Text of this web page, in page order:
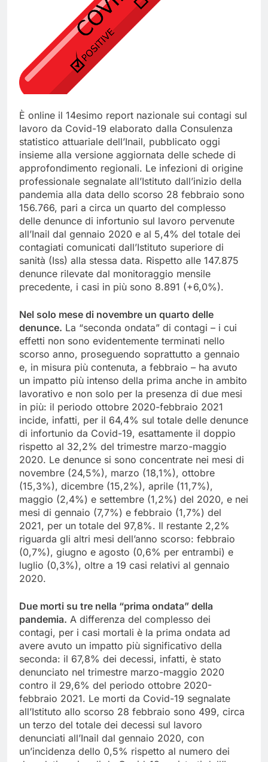
È online il 14esimo report nazionale sui contagi sul
lavoro da Covid-19 elaborato dalla Consulenza
statistico attuariale dell’Inail, pubblicato oggi
insieme alla versione aggiornata delle schede di
approfondimento regionali. Le infezioni di origine
professionale segnalate all’Istituto dall’inizio della
pandemia alla data dello scorso 28 febbraio sono
156.766, pari a circa un quarto del complesso
delle denunce di infortunio sul lavoro pervenute
all’Inail dal gennaio 2020 e al 5,4% del totale dei
contagiati comunicati dall’Istituto superiore di
sanità (Iss) alla stessa data. Rispetto alle 147.875
denunce rilevate dal monitoraggio mensile
precedente, i casi in più sono 8.891 (+6,0%).
Nel solo mese di novembre un quarto delle
denunce. La “seconda ondata” di contagi – i cui
effetti non sono evidentemente terminati nello
scorso anno, proseguendo soprattutto a gennaio
e, in misura più contenuta, a febbraio – ha avuto
un impatto più intenso della prima anche in ambito
lavorativo e non solo per la presenza di due mesi
in più: il periodo ottobre 2020-febbraio 2021
incide, infatti, per il 64,4% sul totale delle denunce
di infortunio da Covid-19, esattamente il doppio
rispetto al 32,2% del trimestre marzo-maggio
2020. Le denunce si sono concentrate nei mesi di
novembre (24,5%), marzo (18,1%), ottobre
(15,3%), dicembre (15,2%), aprile (11,7%),
maggio (2,4%) e settembre (1,2%) del 2020, e nei
mesi di gennaio (7,7%) e febbraio (1,7%) del
2021, per un totale del 97,8%. Il restante 2,2%
riguarda gli altri mesi dell’anno scorso: febbraio
(0,7%), giugno e agosto (0,6% per entrambi) e
luglio (0,3%), oltre a 19 casi relativi al gennaio
2020.
Due morti su tre nella “prima ondata” della
pandemia. A differenza del complesso dei
contagi, per i casi mortali è la prima ondata ad
avere avuto un impatto più significativo della
seconda: il 67,8% dei decessi, infatti, è stato
denunciato nel trimestre marzo-maggio 2020
contro il 29,6% del periodo ottobre 2020-
febbraio 2021. Le morti da Covid-19 segnalate
all’Istituto allo scorso 28 febbraio sono 499, circa
un terzo del totale dei decessi sul lavoro
denunciati all’Inail dal gennaio 2020, con
un’incidenza dello 0,5% rispetto al numero dei